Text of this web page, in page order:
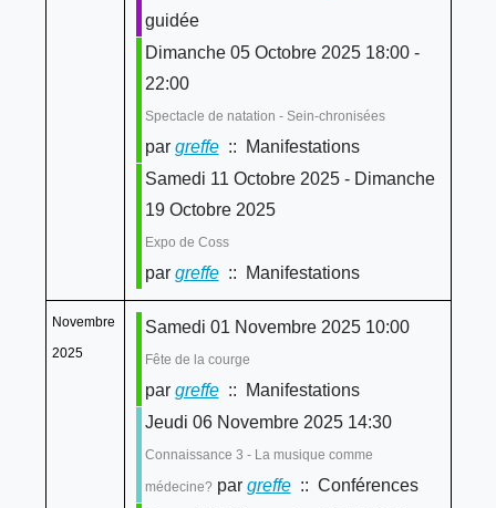
guidée
Dimanche 05 Octobre 2025 18:00 -
22:00
Spectacle de natation - Sein-chronisées
par greffe:: Manifestations
Samedi 11 Octobre 2025 - Dimanche
19 Octobre 2025
Expo de Coss
par greffe:: Manifestations
Novembre
2025
Samedi 01 Novembre 2025 10:00
Fête de la courge
par greffe:: Manifestations
Jeudi 06 Novembre 2025 14:30
Connaissance 3 - La musique comme
médecine? par greffe:: Conférences